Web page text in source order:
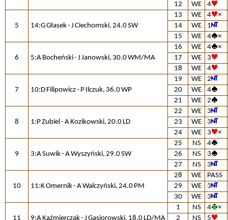
12
WE 4
5 14:G Głasek - J Ciechomski, 24.0 SW
13 WE 4
×
14
WE
1
15
WE 4 ×
6 5:A Bocheński - J Janowski, 30.0 WM/MA
16 WE 4
×
17
WE
3
18
WE 4
7 10:D Filipowicz - P Ilczuk, 36.0 WP
19 WE
2
20
WE
4
21
WE 2
8 1:P Zubiel - A Kozikowski, 20.0 LD
22 WE
3
23
WE
3
24
WE 3 ×
9 3:A Suwik - A Wyszyński, 29.0 SW
25 NS
4
26
NS
3
27
NS 3
10 11:K Omernik - A Walczyński, 24.0 PM
28 WE
PASS
29
WE
3
30
WE 3
11 9:A Kaźmierczak - J Gąsiorowski, 18.0 LD/MA
1 NS 4
×
2
NS
5